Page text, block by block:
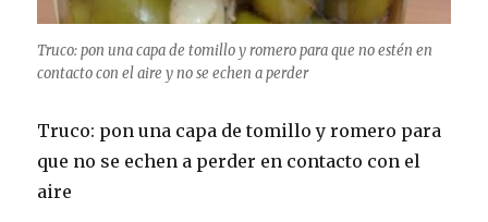
Truco: pon una capa de tomillo y romero para que no estén en
contacto con el aire y no se echen a perder
Truco: pon una capa de tomillo y romero para
que no se echen a perder en contacto con el
aire